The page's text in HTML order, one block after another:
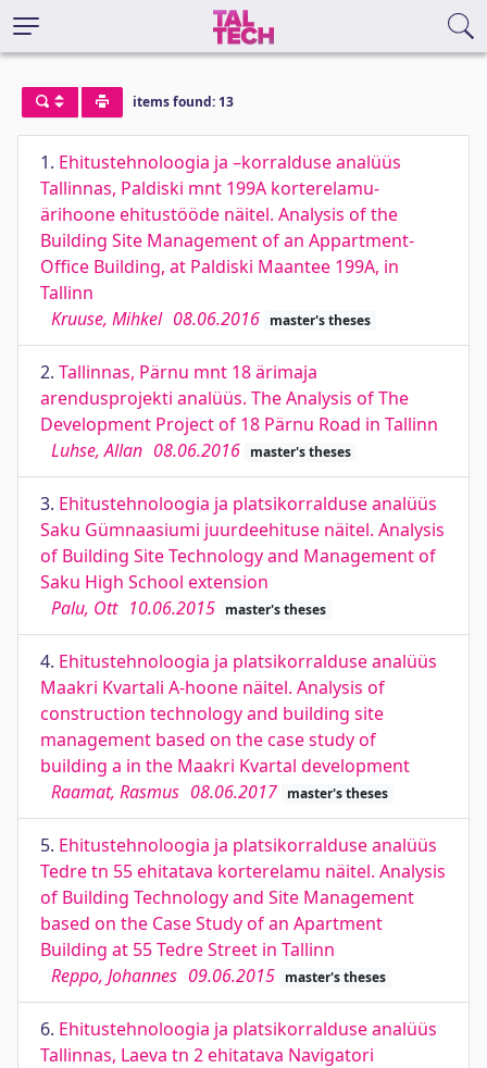
items found: 13
1. Ehitustehnoloogia ja –korralduse analüüs
Tallinnas, Paldiski mnt 199A korterelamu-
ärihoone ehitustööde näitel. Analysis of the
Building Site Management of an Appartment-
Office Building, at Paldiski Maantee 199A, in
Tallinn
Kruuse, Mihkel 08.06.2016 master's theses
2. Tallinnas, Pärnu mnt 18 ärimaja
arendusprojekti analüüs. The Analysis of The
Development Project of 18 Pärnu Road in Tallinn
Luhse, Allan 08.06.2016 master's theses
3. Ehitustehnoloogia ja platsikorralduse analüüs
Saku Gümnaasiumi juurdeehituse näitel. Analysis
of Building Site Technology and Management of
Saku High School extension
Palu, Ott 10.06.2015 master's theses
4. Ehitustehnoloogia ja platsikorralduse analüüs
Maakri Kvartali A-hoone näitel. Analysis of
construction technology and building site
management based on the case study of
building a in the Maakri Kvartal development
Raamat, Rasmus 08.06.2017 master's theses
5. Ehitustehnoloogia ja platsikorralduse analüüs
Tedre tn 55 ehitatava korterelamu näitel. Analysis
of Building Technology and Site Management
based on the Case Study of an Apartment
Building at 55 Tedre Street in Tallinn
Reppo, Johannes 09.06.2015 master's theses
6. Ehitustehnoloogia ja platsikorralduse analüüs
Tallinnas, Laeva tn 2 ehitatava Navigatori